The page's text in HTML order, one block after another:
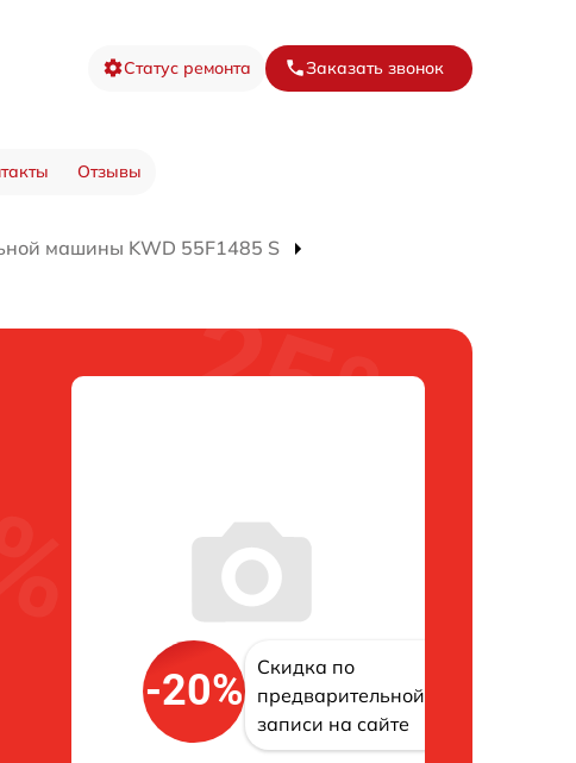
Статус ремонта Заказать звонок
Отзывы
машины KWD 55F1485 S
-20%
Скидка по
предварительной
записи на сайте